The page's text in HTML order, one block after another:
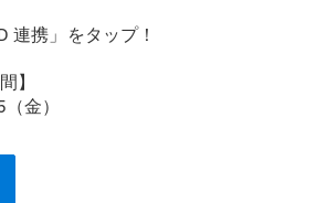
連携」をタップ！
】
金）